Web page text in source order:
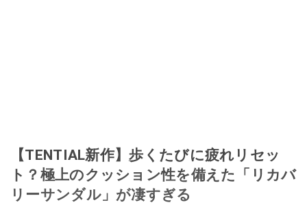
【TENTIAL新作】歩くたびに疲れリセッ
ト？極上のクッション性を備えた「リカバ
リーサンダル」が凄すぎる